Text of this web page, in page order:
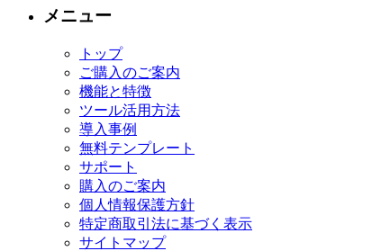
メニュー
トップ
ご購入のご案内
機能と特徴
ツール活用方法
導入事例
無料テンプレート
サポート
購入のご案内
個人情報保護方針
特定商取引法に基づく表示
サイトマップ